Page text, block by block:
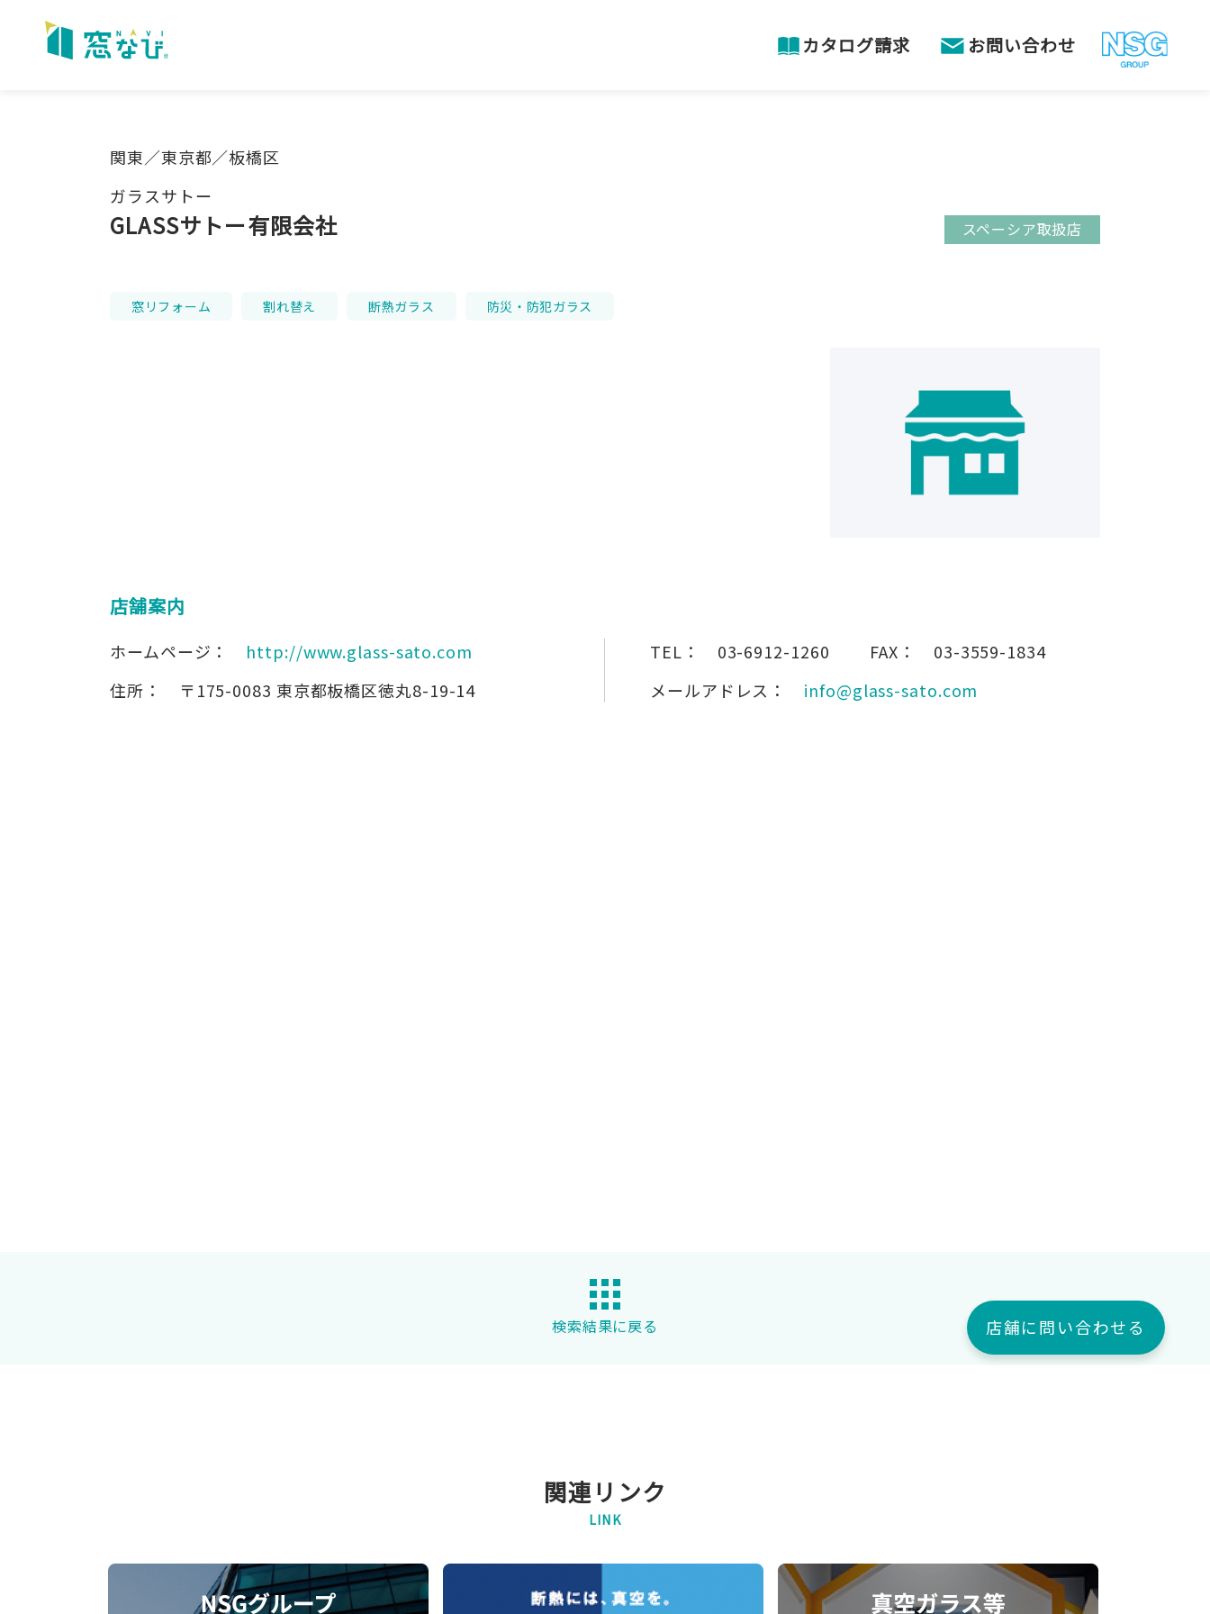
content
カタログ請求 お問い合わせ
関東／東京都／板橋区
ガラスサトー
GLASSサトー有限会社 スペーシア取扱店
窓リフォーム 割れ替え 断熱ガラス 防災・防犯ガラス
店舗案内
ホームページ：
http://www.glass-sato.com
住所：
〒175-0083 東京都板橋区徳丸8-19-14
TEL： 03-6912-1260 FAX：
03-3559-1834
メールアドレス：
info@glass-sato.com
検索結果に戻る
関連リンク
LINK
店舗に問い合わせる